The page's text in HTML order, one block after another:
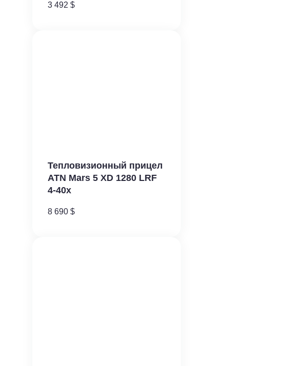
3 492 $
Тепловизионный прицел
ATN Mars 5 XD 1280 LRF
4-40x
8 690 $